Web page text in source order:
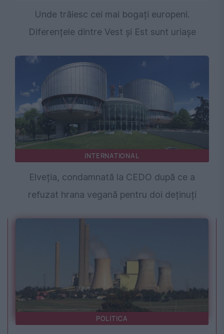
Unde trăiesc cei mai bogați europeni.
Diferențele dintre Vest și Est sunt uriașe
INTERNATIONAL
Elveția, condamnată la CEDO după ce a
refuzat hrana vegană pentru doi deținuți
POLITICA